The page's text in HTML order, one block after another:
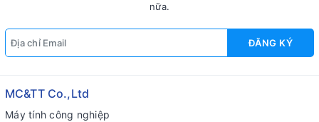
nữa.
ĐĂNG KÝ
MC&TT Co.,Ltd
Máy tính công nghiệp